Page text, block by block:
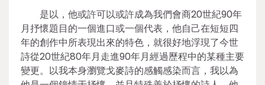
是以，他或許可以或許成為我們會商20世紀90年
月抒懷題目的一個進口或一個代表，他自己在短短四
年的創作中所表現出來的特色，就很好地浮現了今世
詩從20世紀80年月走進90年月經過歷程中的某種主要
變更。以我本身瀏覽戈麥詩的感觸感染而言，我以為